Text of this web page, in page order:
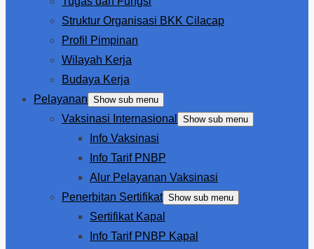
Struktur Organisasi BKK Cilacap
Profil Pimpinan
Wilayah Kerja
Budaya Kerja
Pelayanan Show sub menu
Vaksinasi Internasional Show sub menu
Info Vaksinasi
Info Tarif PNBP
Alur Pelayanan Vaksinasi
Penerbitan Sertifikat Show sub menu
Sertifikat Kapal
Info Tarif PNBP Kapal